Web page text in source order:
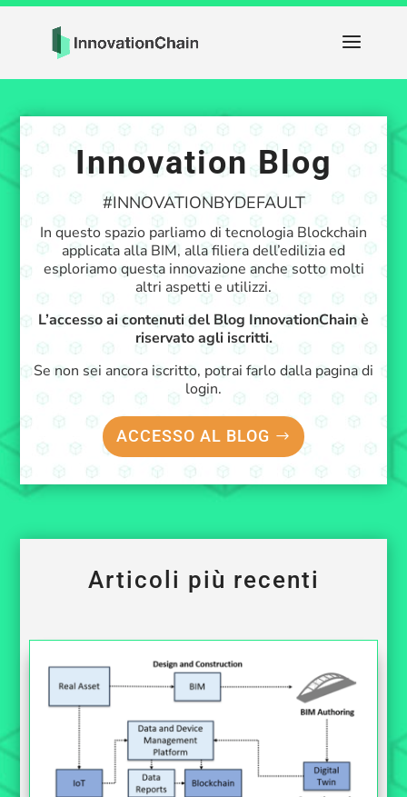
Innovation Blog
#INNOVATIONBYDEFAULT
In questo spazio parliamo di tecnologia Blockchain
applicata alla BIM, alla filiera dell’edilizia ed
esploriamo questa innovazione anche sotto molti
altri aspetti e utilizzi.
L’accesso ai contenuti del Blog InnovationChain è
riservato agli iscritti.
Se non sei ancora iscritto, potrai farlo dalla pagina di
login.
ACCESSO AL BLOG
Articoli più recenti